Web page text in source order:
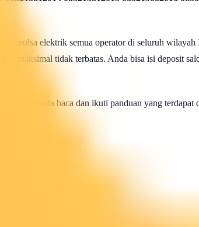
pulsa elektrik semua operator di seluruh wilayah
maksimal tidak terbatas. Anda bisa isi deposit
anda baca dan ikuti panduan yang terdapat